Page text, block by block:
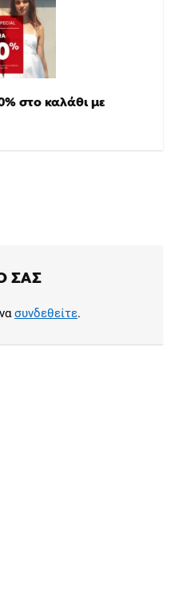
στο καλάθι με
ΣΑΣ
συνδεθείτε.